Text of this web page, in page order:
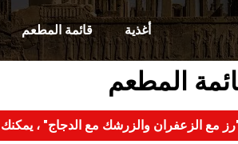
أغذية قائمة المطعم
المطعم
"رز مع الزعفران والزرشك مع الدجاج" ،